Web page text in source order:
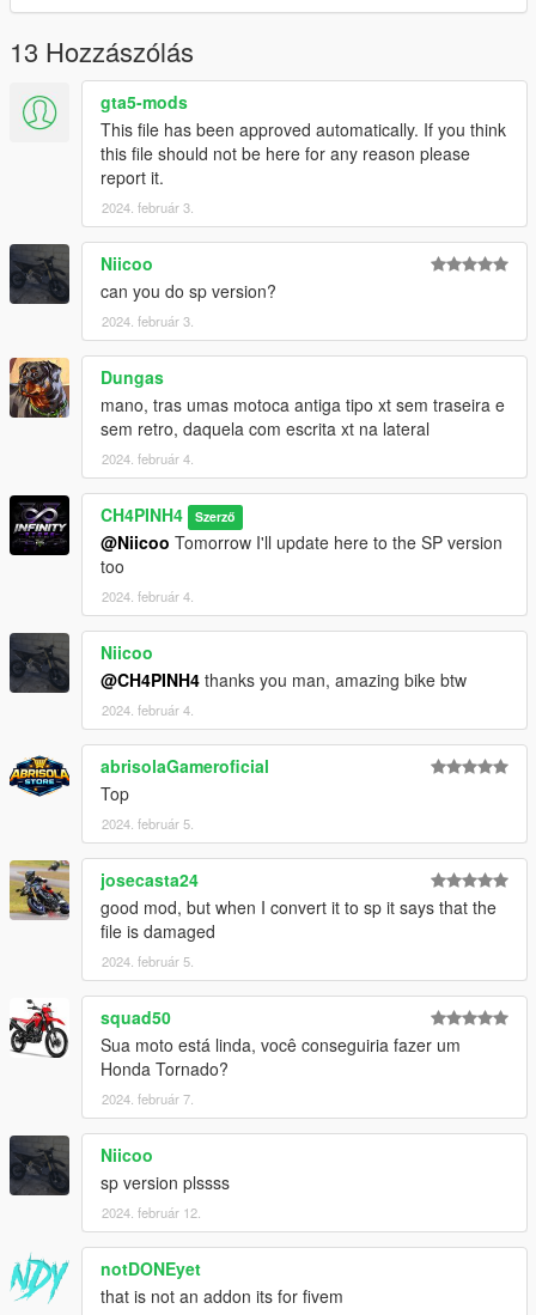
13 Hozzászólás
gta5-mods
This file has been approved automatically. If you think
this file should not be here for any reason please
report it.
2024. február 3.
Niicoo
can you do sp version?
2024. február 3.
Dungas
mano, tras umas motoca antiga tipo xt sem traseira e
sem retro, daquela com escrita xt na lateral
2024. február 4.
CH4PINH4 Szerző
@Niicoo Tomorrow I'll update here to the SP version
too
2024. február 4.
Niicoo
@CH4PINH4 thanks you man, amazing bike btw
2024. február 4.
abrisolaGameroficial
Top
2024. február 5.
josecasta24
good mod, but when I convert it to sp it says that the
file is damaged
2024. február 5.
squad50
Sua moto está linda, você conseguiria fazer um
Honda Tornado?
2024. február 7.
Niicoo
sp version plssss
2024. február 12.
notDONEyet
that is not an addon its for fivem